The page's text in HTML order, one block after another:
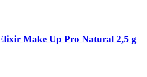
Make Up Pro Natural 2,5 g